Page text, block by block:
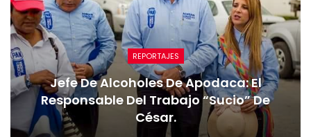
REPORTAJES
Jefe De Alcoholes De Apodaca: El
Responsable Del Trabajo “sucio” De
César.